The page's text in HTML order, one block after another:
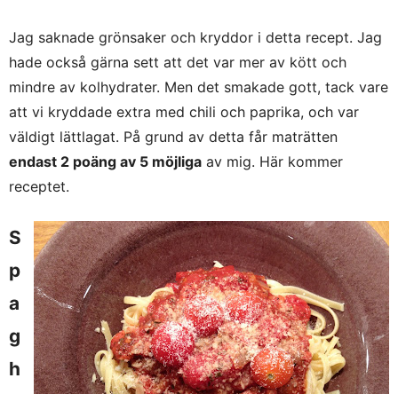
Jag saknade grönsaker och kryddor i detta recept. Jag
hade också gärna sett att det var mer av kött och
mindre av kolhydrater. Men det smakade gott, tack vare
att vi kryddade extra med chili och paprika, och var
väldigt lättlagat. På grund av detta får maträtten
endast 2 poäng av 5 möjliga av mig. Här kommer
receptet.
S
p
a
g
h